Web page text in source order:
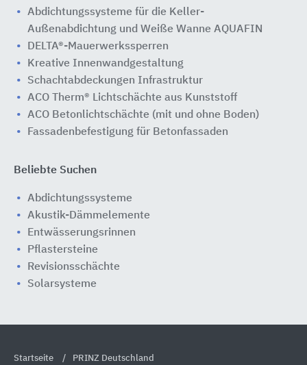
Abdichtungssysteme für die Keller-
Außenabdichtung und Weiße Wanne AQUAFIN
DELTA®-Mauerwerkssperren
Kreative Innenwandgestaltung
Schachtabdeckungen Infrastruktur
ACO Therm® Lichtschächte aus Kunststoff
ACO Betonlichtschächte (mit und ohne Boden)
Fassadenbefestigung für Betonfassaden
Beliebte Suchen
Abdichtungssysteme
Akustik-Dämmelemente
Entwässerungsrinnen
Pflastersteine
Revisionsschächte
Solarsysteme
Startseite PRINZ Deutschland